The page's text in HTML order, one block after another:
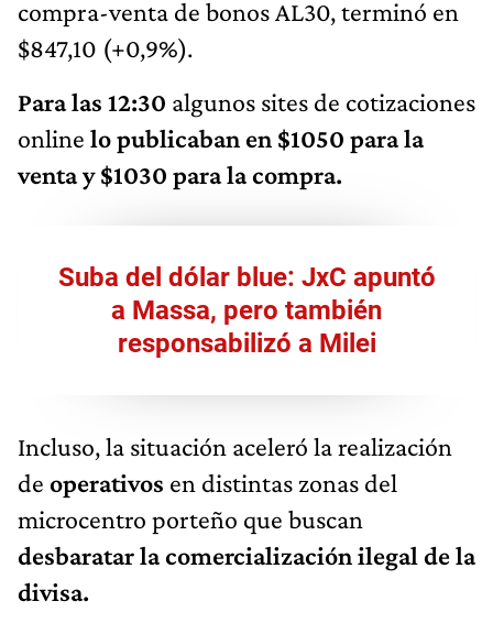
compra-venta de bonos AL30, terminó en
$847,10 (+0,9%).
Para las 12:30 algunos sites de cotizaciones
online lo publicaban en $1050 para la
venta y $1030 para la compra.
Suba del dólar blue: JxC apuntó
a Massa, pero también
responsabilizó a Milei
Incluso, la situación aceleró la realización
de operativos en distintas zonas del
microcentro porteño que buscan
desbaratar la comercialización ilegal de la
divisa.